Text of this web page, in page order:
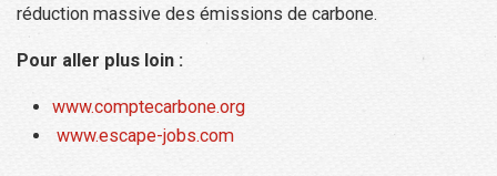
réduction massive des émissions de carbone.
Pour aller plus loin :
www.comptecarbone.org
www.escape-jobs.com